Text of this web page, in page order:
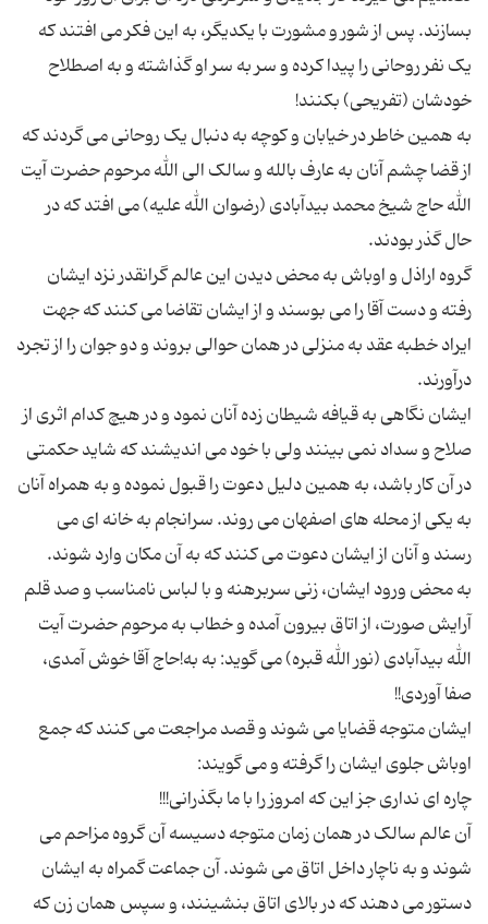
بسازند. پس از شور و مشورت با یکدیگر، به این فکر می افتند که
یک نفر روحانی را پیدا کرده و سر به سر او گذاشته و به اصطلاح
خودشان (تفریحی) بکنند!
به همین خاطر در خیابان و کوچه به دنبال یک روحانی می گردند که
از قضا چشم آنان به عارف بالله و سالک الی الله مرحوم حضرت آیت
الله حاج شیخ محمد بیدآبادی (رضوان الله علیه) می افتد که در
حال گذر بودند.
گروه اراذل و اوباش به محض دیدن این عالم گرانقدر نزد ایشان
رفته و دست آقا را می بوسند و از ایشان تقاضا می کنند که جهت
ایراد خطبه عقد به منزلی در همان حوالی بروند و دو جوان را از تجرد
درآورند.
ایشان نگاهی به قیافه شیطان زده آنان نمود و در هیچ کدام اثری از
صلاح و سداد نمی بینند ولی با خود می اندیشند که شاید حکمتی
در آن کار باشد، به همین دلیل دعوت را قبول نموده و به همراه آنان
به یکی از محله های اصفهان می روند. سرانجام به خانه ای می
رسند و آنان از ایشان دعوت می کنند که به آن مکان وارد شوند.
به محض ورود ایشان، زنی سربرهنه و با لباس نامناسب و صد قلم
آرایش صورت، از اتاق بیرون آمده و خطاب به مرحوم حضرت آیت
الله بیدآبادی (نور الله قبره) می گوید: به به!حاج آقا خوش آمدی،
صفا آوردی!!
ایشان متوجه قضایا می شوند و قصد مراجعت می کنند که جمع
اوباش جلوی ایشان را گرفته و می گویند:
چاره ای نداری جز این که امروز را با ما بگذرانی!!!
آن عالم سالک در همان زمان متوجه دسیسه آن گروه مزاحم می
شوند و به ناچار داخل اتاق می شوند. آن جماعت گمراه به ایشان
دستور می دهند که در بالای اتاق بنشینند، و سپس همان زن که